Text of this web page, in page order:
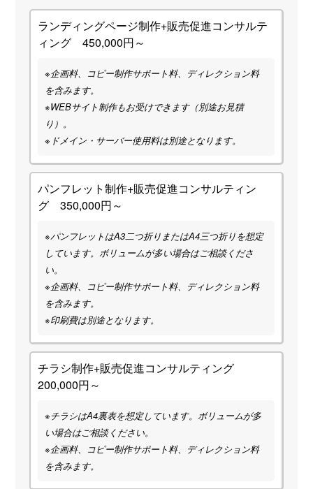
ランディングページ制作+販売促進コンサルテ
ィング 450,000円～
※企画料、コピー制作サポート料、ディレクション料
を含みます。
※WEBサイト制作もお受けできます（別途お見積
り）。
※ドメイン・サーバー使用料は別途となります。
パンフレット制作+販売促進コンサルティン
グ 350,000円～
※パンフレットはA3二つ折りまたはA4三つ折りを想定
しています。ボリュームが多い場合はご相談くださ
い。
※企画料、コピー制作サポート料、ディレクション料
を含みます。
※印刷費は別途となります。
チラシ制作+販売促進コンサルティング
200,000円～
※チラシはA4裏表を想定しています。ボリュームが多
い場合はご相談ください。
※企画料、コピー制作サポート料、ディレクション料
を含みます。